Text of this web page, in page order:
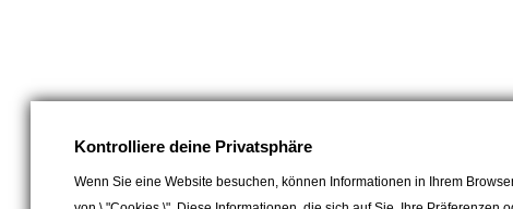
Kontrolliere deine Privatsphäre
Wenn Sie eine Website besuchen, können Informationen in Ihrem